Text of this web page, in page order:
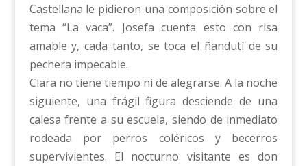
Castellana le pidieron una composición sobre el
tema “La vaca”. Josefa cuenta esto con risa
amable y, cada tanto, se toca el ñandutí de su
pechera impecable.
Clara no tiene tiempo ni de alegrarse. A la noche
siguiente, una frágil figura desciende de una
calesa frente a su escuela, siendo de inmediato
rodeada por perros coléricos y becerros
supervivientes. El nocturno visitante es don